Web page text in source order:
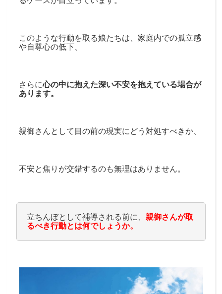
このような行動を取る娘たちは、家庭内での孤立感
や自尊心の低下、
さらに心の中に抱えた深い不安を抱えている場合が
あります。
親御さんとして目の前の現実にどう対処すべきか、
不安と焦りが交錯するのも無理はありません。
立ちんぼとして補導される前に、親御さんが取
るべき行動とは何でしょうか。